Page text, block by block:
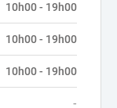
10h00 - 19h00
10h00 - 19h00
10h00 - 19h00
-